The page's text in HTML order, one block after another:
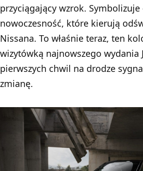
przyciągający wzrok.
nowoczesność, które kierują
Nissana. To właśnie teraz, ten
wizytówką najnowszego wydania
pierwszych chwil na drodze
zmianę.